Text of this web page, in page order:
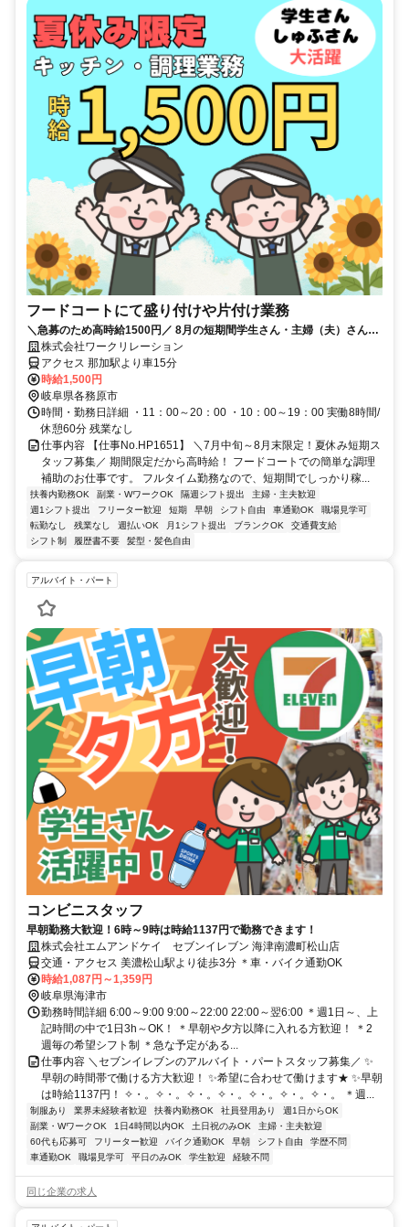
フードコートにて盛り付けや片付け業務
＼急募のため高時給1500円／ 8月の短期間学生さん・主婦（夫）さん大
活躍夏休みでしっかり稼ぐ☆
株式会社ワークリレーション
アクセス 那加駅より車15分
時給1,500円
岐阜県各務原市
時間・勤務日詳細 ・11：00～20：00 ・10：00～19：00 実働8時間/
休憩60分 残業なし
仕事内容 【仕事No.HP1651】 ＼7月中旬～8月末限定！夏休み短期ス
タッフ募集／ 期間限定だから高時給！ フードコートでの簡単な調理
補助のお仕事です。 フルタイム勤務なので、短期間でしっかり稼...
扶養内勤務OK 副業・WワークOK 隔週シフト提出
主婦・主夫歓迎
週1シフト提出
フリーター歓迎 短期 早朝 シフト自由 車通勤OK
職場見学可
転勤なし
残業なし 週払いOK 月1シフト提出 ブランクOK
交通費支給
シフト制
履歴書不要 髪型・髪色自由
アルバイト・パート
コンビニスタッフ
早朝勤務大歓迎！6時～9時は時給1137円で勤務できます！
株式会社エムアンドケイ セブンイレブン 海津南濃町松山店
交通・アクセス 美濃松山駅より徒歩3分 ＊車・バイク通勤OK
時給1,087円～1,359円
岐阜県海津市
勤務時間詳細 6:00～9:00 9:00～22:00 22:00～翌6:00 ＊週1日～、上
記時間の中で1日3h～OK！ ＊早朝や夕方以降に入れる方歓迎！ ＊2
週毎の希望シフト制 ＊急な予定がある...
仕事内容 ＼セブンイレブンのアルバイト・パートスタッフ募集／ ✨
早朝の時間帯で働ける方大歓迎！ ✨希望に合わせて働けます★ ✨早朝
は時給1137円！ ✧・。✧・。✧・。✧・。✧・。✧・。✧・。 ＊週...
制服あり 業界未経験者歓迎 扶養内勤務OK 社員登用あり
週1日からOK
副業・WワークOK
1日4時間以内OK 土日祝のみOK
主婦・主夫歓迎
60代も応募可
フリーター歓迎 バイク通勤OK 早朝 シフト自由
学歴不問
車通勤OK
職場見学可 平日のみOK 学生歓迎 経験不問
同じ企業の求人